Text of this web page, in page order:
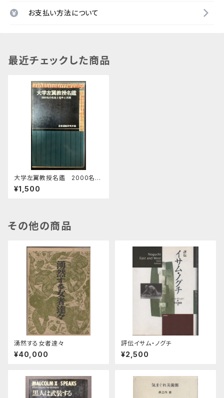
お支払い方法について
最近チェックした商品
大学左翼教授名鑑 2000名の
先生と紛争と派閥
¥1,500
その他の商品
湧然する女者達々
¥40,000
評伝イサム・ノグチ
¥2,500